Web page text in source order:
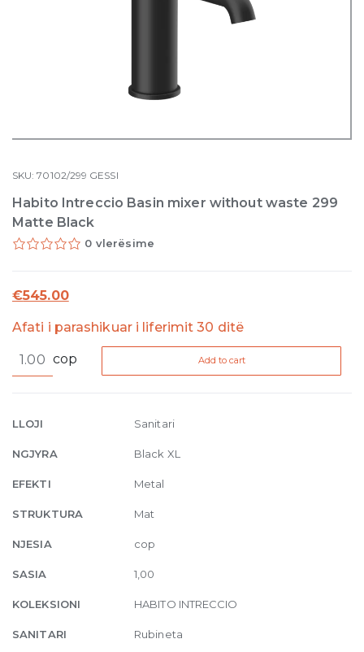
SKU:70102/299 GESSI
Habito Intreccio Basin mixer without waste 299
Matte Black
0 vlerësime
€545.00
Afati i parashikuar i liferimit 30 ditë
Intreccio
without
299
Matte
quantity
cop Add to cart
LLOJI Sanitari
NGJYRA Black XL
EFEKTI Metal
STRUKTURA Mat
NJESIA cop
SASIA 1,00
KOLEKSIONI HABITO INTRECCIO
SANITARI Rubineta